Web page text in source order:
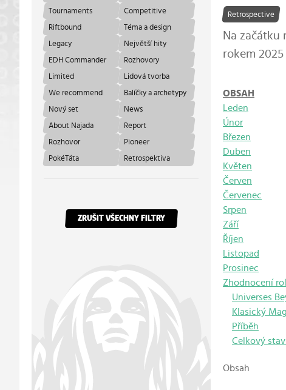
Tournaments Competitive
Riftbound Téma a design
Legacy Největší hity
EDH Commander Rozhovory
Limited Lidová tvorba
We recommend Balíčky a archetypy
Nový set News
About Najada Report
Rozhovor Pioneer
PokéTáta Retrospektiva
ZRUŠIT VŠECHNY FILTRY
Retrospective
Na
rokem
OBSAH
Leden
Únor
Březen
Duben
Květen
Červen
Červenec
Srpen
Září
Říjen
Listopad
Prosinec
Zhodnocení
Universes
Klasický
Příběh
Celkový
Obsah